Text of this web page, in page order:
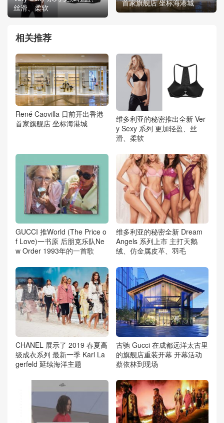
丝滑、柔软
首家旗舰店 坐标海港城
相关推荐
René Caovilla 日前开出香港
首家旗舰店 坐标海港城
维多利亚的秘密推出全新 Ver
y Sexy 系列 更加轻盈、丝
滑、柔软
GUCCI 推World (The Price o
f Love)一书原 后朋克乐队Ne
w Order 1993年的一首歌
维多利亚的秘密全新 Dream
Angels 系列上市 主打天鹅
绒、仿金属皮革、羽毛
CHANEL 展示了 2019 春夏高
级成衣系列 最新一季 Karl La
gerfeld 延续海洋主题
古驰 Gucci 在成都远洋太古里
的旗舰店重装开幕 开幕活动
蔡依林到现场